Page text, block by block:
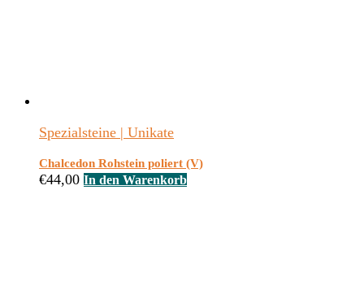
Spezialsteine | Unikate
Chalcedon Rohstein poliert (V)
€44,00 In den Warenkorb